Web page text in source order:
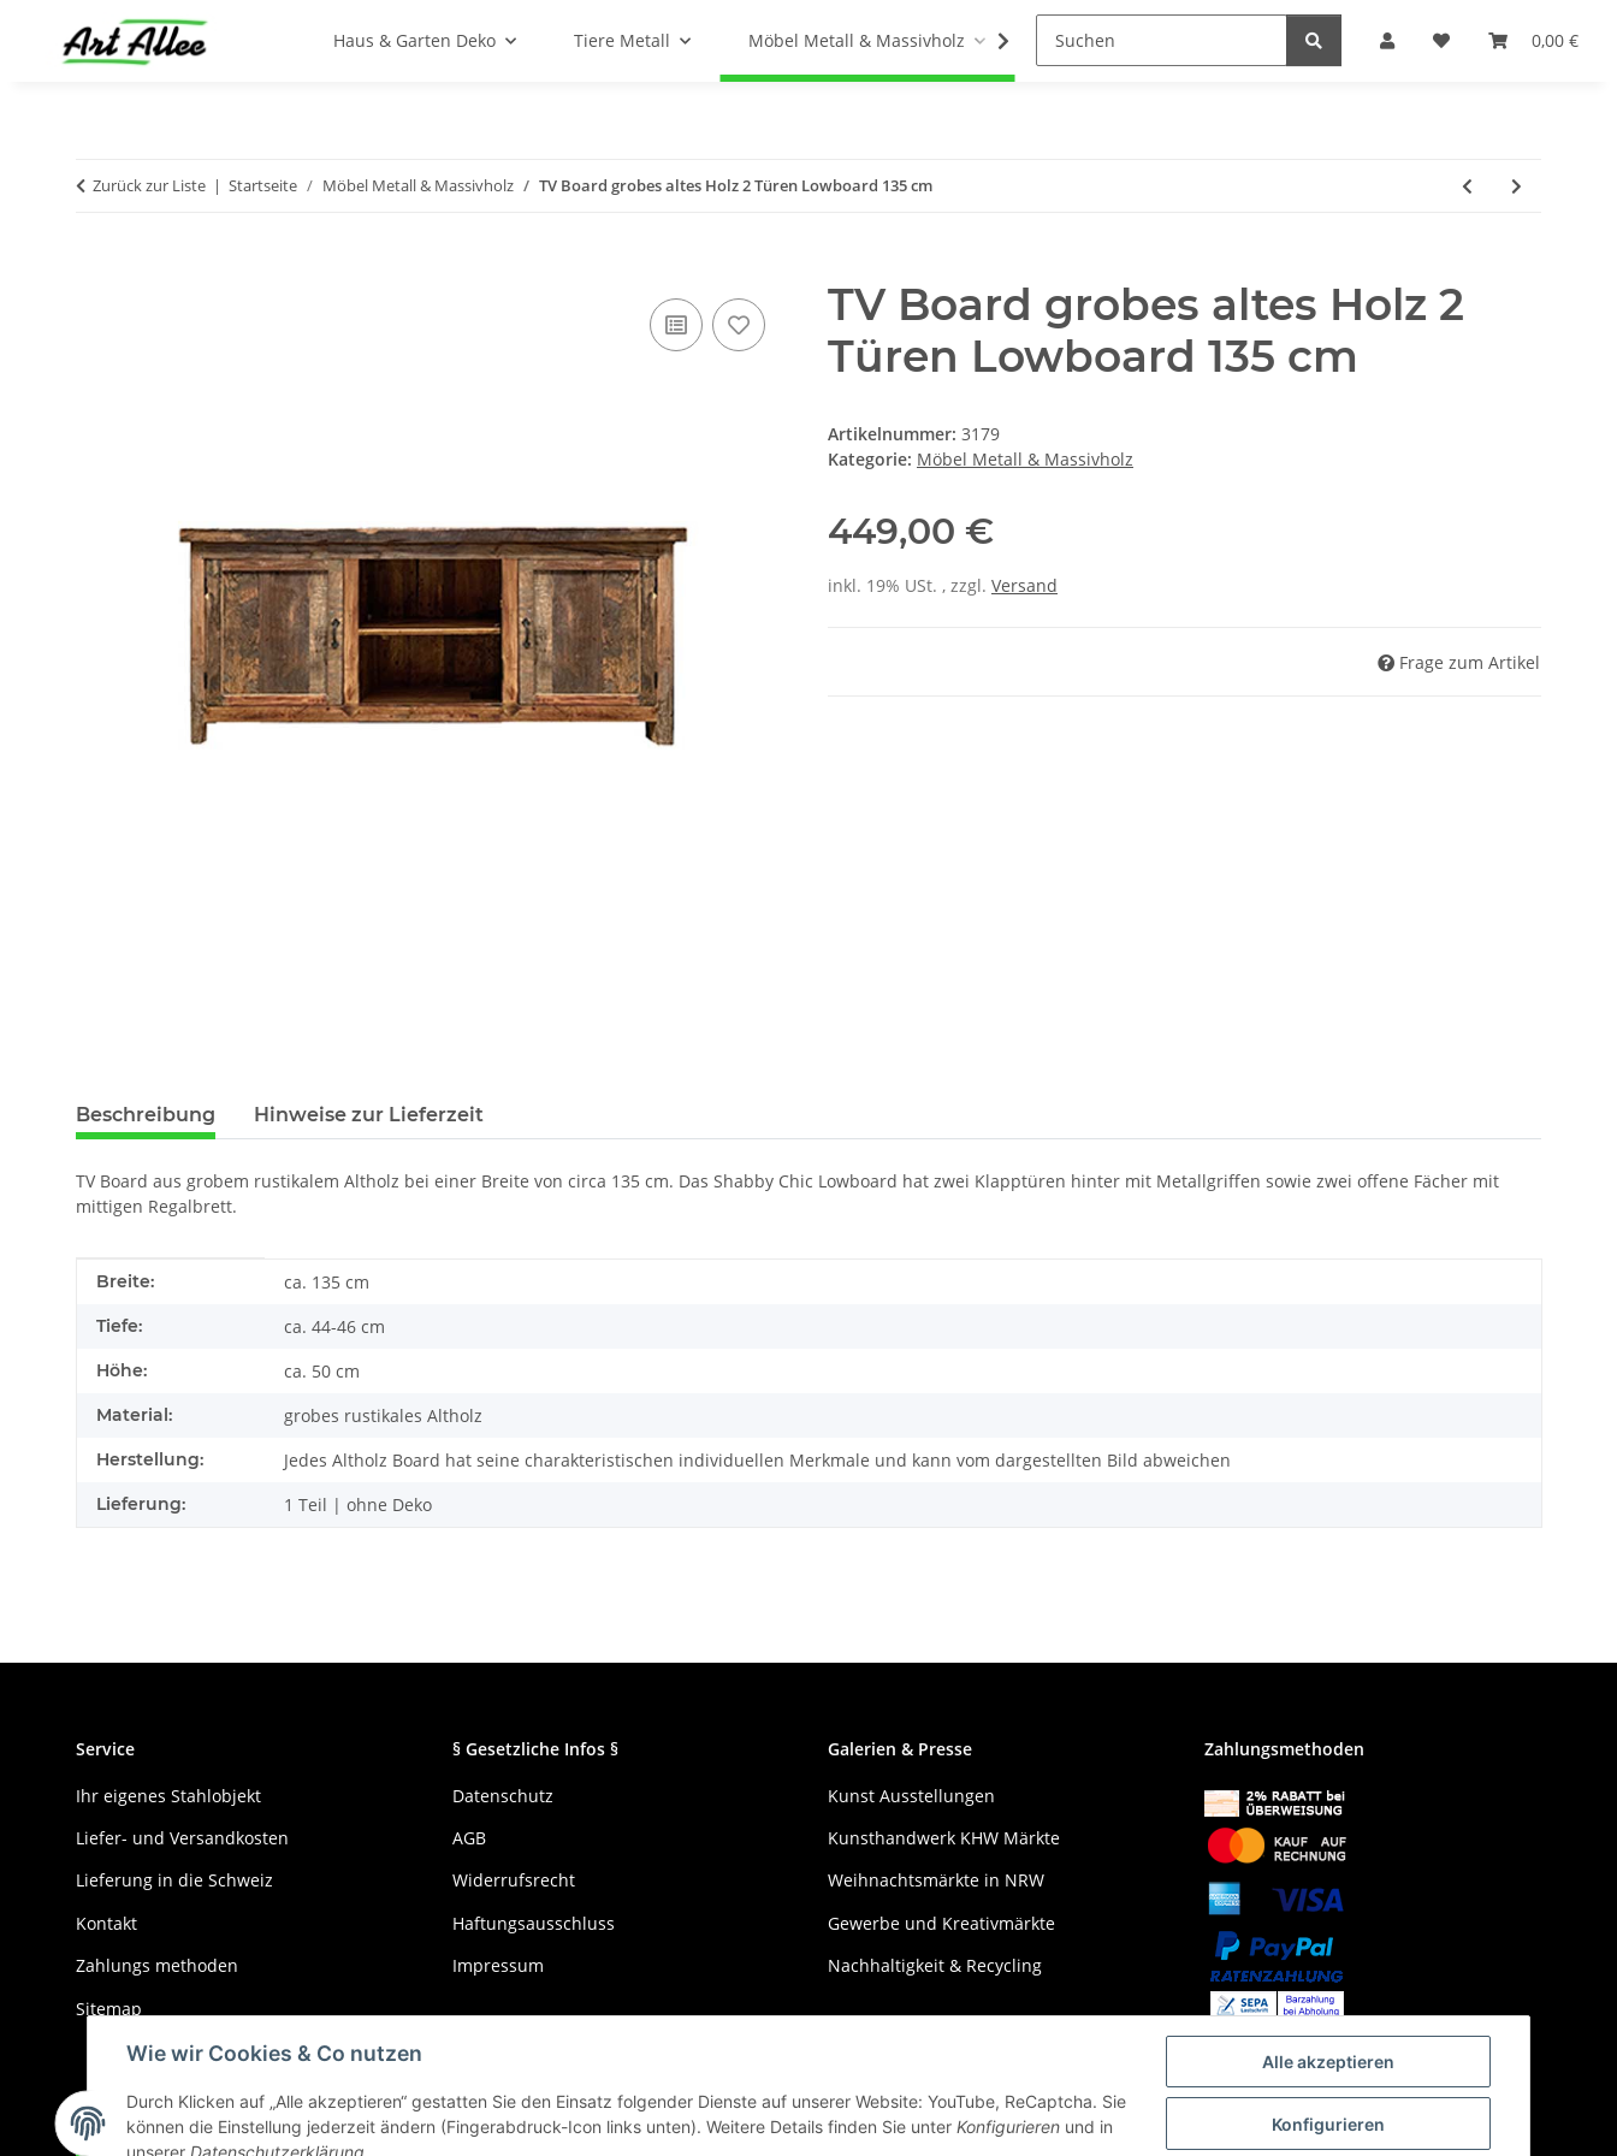
Alle akzeptieren
Konfigurieren
Wie wir Cookies & Co nutzen
Durch Klicken auf „Alle akzeptieren“ gestatten Sie den Einsatz folgender Dienste auf unserer Website: YouTube, ReCaptcha. Sie
können die Einstellung jederzeit ändern (Fingerabdruck-Icon links unten). Weitere Details finden Sie unter Konfigurieren und in
0,00 €
Haus & Garten Deko Tiere Metall Möbel Metall & Massivholz Wohnaccessoires Edelstahl Schmuck Möbel Serien
Zurück zur Liste Startseite Möbel Metall & Massivholz TV Board grobes altes Holz 2 Türen Lowboard 135 cm
TV Board grobes altes Holz 2
Türen Lowboard 135 cm
Artikelnummer: 3179
Kategorie: Möbel Metall & Massivholz
449,00 €
inkl. 19% USt. , zzgl. Versand
Frage zum Artikel
Beschreibung Hinweise zur Lieferzeit
TV Board aus grobem rustikalem Altholz bei einer Breite von circa 135 cm. Das Shabby Chic Lowboard hat zwei Klapptüren hinter mit Metallgriffen sowie zwei offene Fächer mit
mittigen Regalbrett.
Produkteigenschaft
Wert
Breite: ca. 135 cm
Tiefe: ca. 44-46 cm
Höhe: ca. 50 cm
Material: grobes rustikales Altholz
Herstellung: Jedes Altholz Board hat seine charakteristischen individuellen Merkmale und kann vom dargestellten Bild abweichen
Lieferung: 1 Teil | ohne Deko
Service
Ihr eigenes Stahlobjekt
Liefer- und Versandkosten
Lieferung in die Schweiz
Kontakt
Zahlungs methoden
Sitemap
§ Gesetzliche Infos §
Datenschutz
AGB
Widerrufsrecht
Haftungsausschluss
Impressum
Galerien & Presse
Kunst Ausstellungen
Kunsthandwerk KHW Märkte
Weihnachtsmärkte in NRW
Gewerbe und Kreativmärkte
Nachhaltigkeit & Recycling
Zahlungsmethoden
Widerrufbutton